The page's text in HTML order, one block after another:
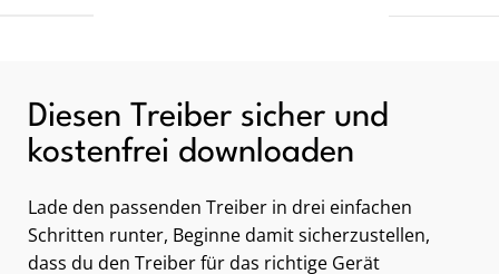
Diesen Treiber sicher und
kostenfrei downloaden
Lade den passenden Treiber in drei einfachen
Schritten runter, Beginne damit sicherzustellen,
dass du den Treiber für das richtige Gerät